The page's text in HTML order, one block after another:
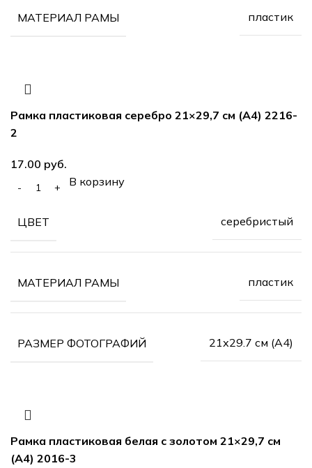
МАТЕРИАЛ РАМЫ пластик
Рамка пластиковая серебро 21×29,7 см (А4) 2216-
2
руб.
В корзину
ЦВЕТ серебристый
МАТЕРИАЛ РАМЫ пластик
РАЗМЕР ФОТОГРАФИЙ 21х29.7 см (А4)
Рамка пластиковая белая с золотом 21×29,7 см
(А4) 2016-3